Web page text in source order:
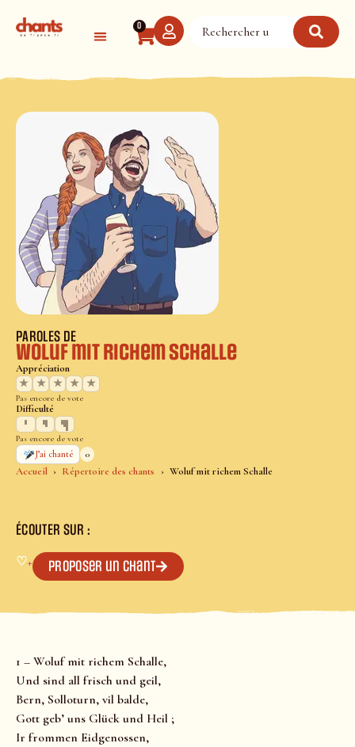
0
Accueil Répertoire des chants Woluf mit richem Schalle
PAROLES DE
Woluf mit richem Schalle
Appréciation
★
★ ★ ★ ★
Pas encore de vote
Difficulté
Pas encore de vote
J’ai chanté
0
ÉCOUTER SUR :
♡+ Proposer un chant
1 – Woluf mit richem Schalle,
Und sind all frisch und geil,
Bern, Solloturn, vil balde,
Gott geb’ uns Glück und Heil ;
Ir frommen Eidgenossen,